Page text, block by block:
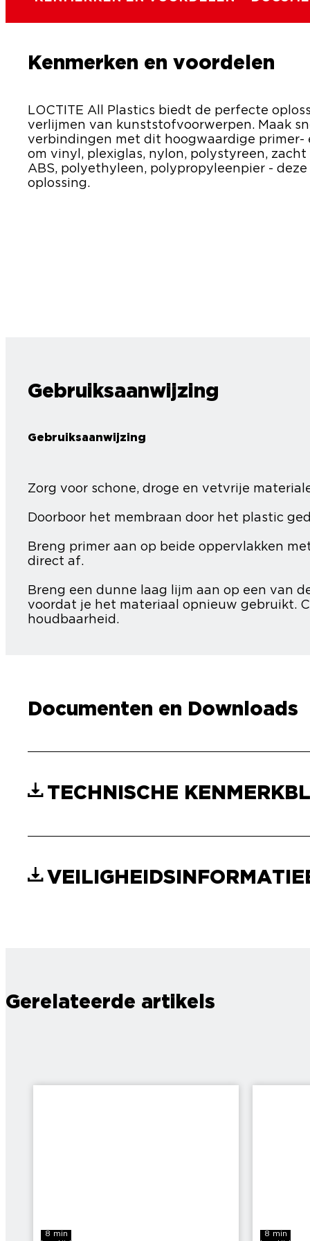
Kenmerken en voordelen
LOCTITE All Plastics biedt de perfecte
verlijmen van kunststofvoorwerpen. Maak
verbindingen met dit hoogwaardige primer-
om vinyl, plexiglas, nylon, polystyreen,
ABS, polyethyleen, polypropyleenpier -
oplossing.
Gebruiksaanwijzing
Gebruiksaanwijzing
Zorg voor schone, droge en vetvrije
Doorboor het membraan door het plastic
Breng primer aan op beide oppervlakken
direct af.
Breng een dunne laag lijm aan op een van
voordat je het materiaal opnieuw gebruikt.
houdbaarheid.
Documenten en Downloads
TECHNISCHE
Gerelateerde artikels
8 min
8 min